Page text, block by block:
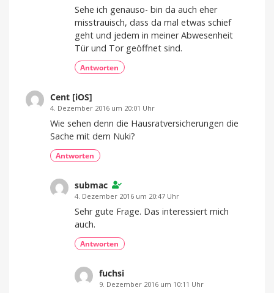
Sehe ich genauso- bin da auch eher
misstrauisch, dass da mal etwas schief
geht und jedem in meiner Abwesenheit
Tür und Tor geöffnet sind.
Antworten
Cent [iOS]
4. Dezember 2016 um 20:01 Uhr
Wie sehen denn die Hausratversicherungen die
Sache mit dem Nuki?
Antworten
submac
4. Dezember 2016 um 20:47 Uhr
Sehr gute Frage. Das interessiert mich
auch.
Antworten
fuchsi
9. Dezember 2016 um 10:11 Uhr